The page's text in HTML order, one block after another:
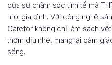
của sự chăm sóc tinh tế mà
mọi gia đình. Với công nghệ
Carefor không chỉ làm sạch
thơm dịu nhẹ, mang lại cảm
sống.